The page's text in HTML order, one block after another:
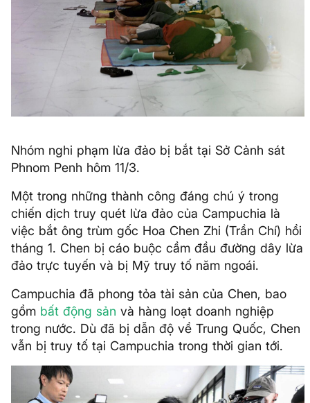
Nhóm nghi phạm lừa đảo bị bắt tại Sở Cảnh sát
Phnom Penh hôm 11/3.
Một trong những thành công đáng chú ý trong
chiến dịch truy quét lừa đảo của Campuchia là
việc bắt ông trùm gốc Hoa Chen Zhi (Trần Chí) hồi
tháng 1. Chen bị cáo buộc cầm đầu đường dây lừa
đảo trực tuyến và bị Mỹ truy tố năm ngoái.
Campuchia đã phong tỏa tài sản của Chen, bao
gồm bất động sản và hàng loạt doanh nghiệp
trong nước. Dù đã bị dẫn độ về Trung Quốc, Chen
vẫn bị truy tố tại Campuchia trong thời gian tới.